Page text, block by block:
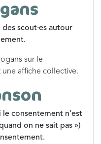
scout·es autour
sur le
affiche collective.
consentement n’est
on ne sait pas »)